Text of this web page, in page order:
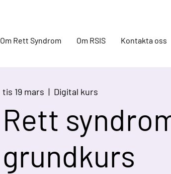
Om Rett Syndrom Om RSIS Kontakta oss
tis 19 mars
  |
Digital kurs
Rett
grundkurs